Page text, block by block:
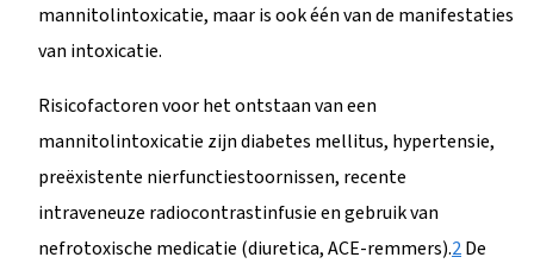
mannitolintoxicatie, maar is ook één van de manifestaties
van intoxicatie.
Risicofactoren voor het ontstaan van een
mannitolintoxicatie zijn diabetes mellitus, hypertensie,
preëxistente nierfunctiestoornissen, recente
intraveneuze radiocontrastinfusie en gebruik van
nefrotoxische medicatie (diuretica, ACE-remmers).2De